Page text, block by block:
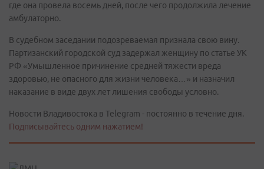
где она провела восемь дней, после чего продолжила лечение
амбулаторно.
В судебном заседании подозреваемая признала свою вину.
Партизанский городской суд задержал женщину по статье УК
РФ «Умышленное причинение средней тяжести вреда
здоровью, не опасного для жизни человека…» и назначил
наказание в виде двух лет лишения свободы условно.
Новости Владивостока в Telegram - постоянно в течение дня.
Подписывайтесь одним нажатием!